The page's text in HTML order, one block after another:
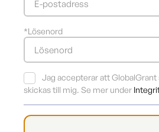
*Lösenord
Jag accepterar att
skickas till mig. Se mer under